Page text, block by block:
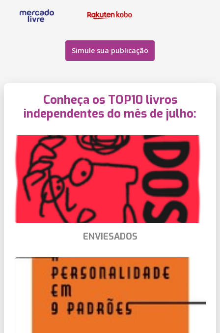
Simule sua publicação
Conheça os TOP10 livros
independentes do mês de julho:
ENVIESADOS